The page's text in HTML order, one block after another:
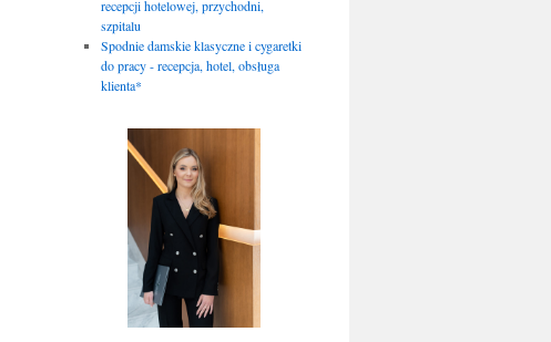
recepcji hotelowej, przychodni,
szpitalu
Spodnie damskie klasyczne i cygaretki
do pracy - recepcja, hotel, obsługa
klienta*